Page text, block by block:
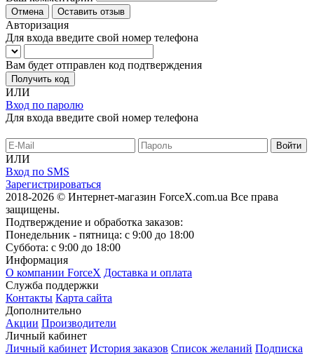
Отмена Оставить отзыв
Авторизация
Для входа введите свой номер телефона
Вам будет отправлен код подтверждения
Получить код
ИЛИ
Вход по паролю
Для входа введите свой номер телефона
ИЛИ
Вход по SMS
Зарегистрироваться
2018-2026 © Интернет-магазин ForceX.com.ua Все права
защищены.
Подтверждение и обработка заказов:
Понедельник - пятница: с 9:00 до 18:00
Суббота: с 9:00 до 18:00
Информация
О компании ForceX Доставка и оплата
Служба поддержки
Контакты Карта сайта
Дополнительно
Акции Производители
Личный кабинет
Личный кабинет История заказов Список желаний Подписка